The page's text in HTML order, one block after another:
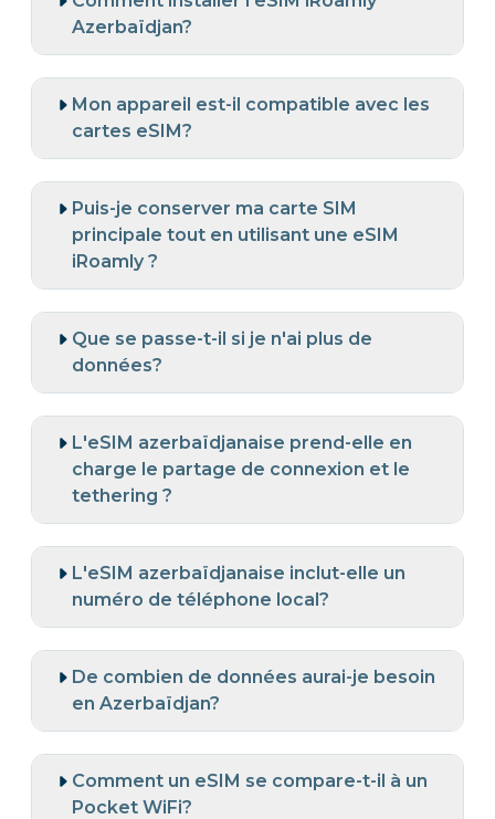
Azerbaïdjan?
Mon appareil est-il compatible avec les
cartes eSIM?
Puis-je conserver ma carte SIM
principale tout en utilisant une eSIM
iRoamly ?
Que se passe-t-il si je n'ai plus de
données?
L'eSIM azerbaïdjanaise prend-elle en
charge le partage de connexion et le
tethering ?
L'eSIM azerbaïdjanaise inclut-elle un
numéro de téléphone local?
De combien de données aurai-je besoin
en Azerbaïdjan?
Comment un eSIM se compare-t-il à un
Pocket WiFi?